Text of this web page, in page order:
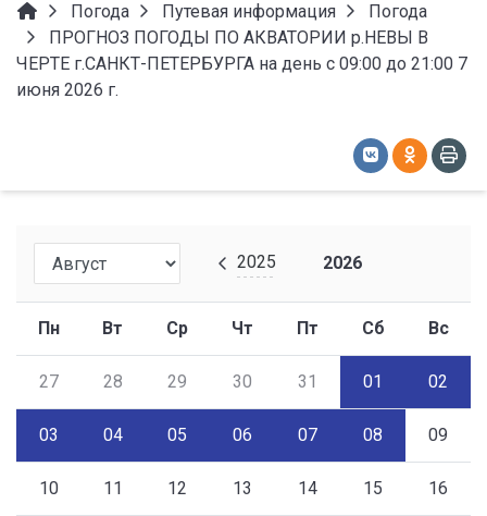
Погода Путевая информация
Погода
ПРОГНОЗ ПОГОДЫ ПО АКВАТОРИИ р.НЕВЫ В
ЧЕРТЕ г.САНКТ-ПЕТЕРБУРГА на день с 09:00 до 21:00 7
июня 2026 г.
2025 2026
Пн Вт Ср Чт Пт Сб Вс
27 28 29 30 31 01 02
03 04 05 06 07 08 09
10 11 12 13 14 15 16